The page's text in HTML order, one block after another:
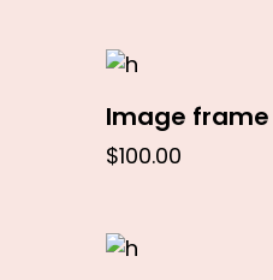
Image frame
$100.00